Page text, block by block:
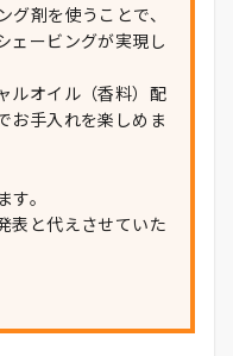
グ剤を使うことで、
ェービングが実現し
ルオイル（香料）配
お手入れを楽しめま
。
表と代えさせていた